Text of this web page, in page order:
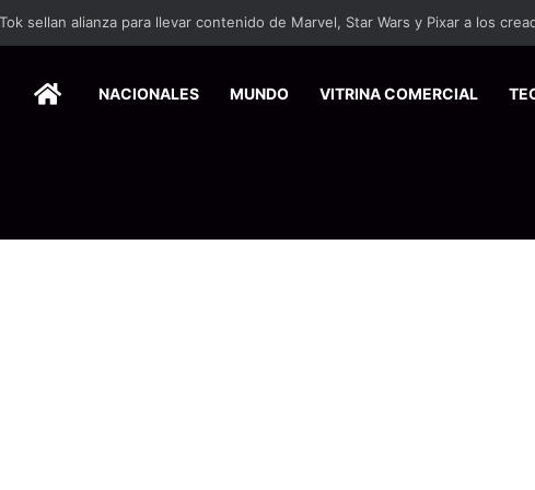
HOMENACIONALES MUNDO VITRINA COMERCIAL